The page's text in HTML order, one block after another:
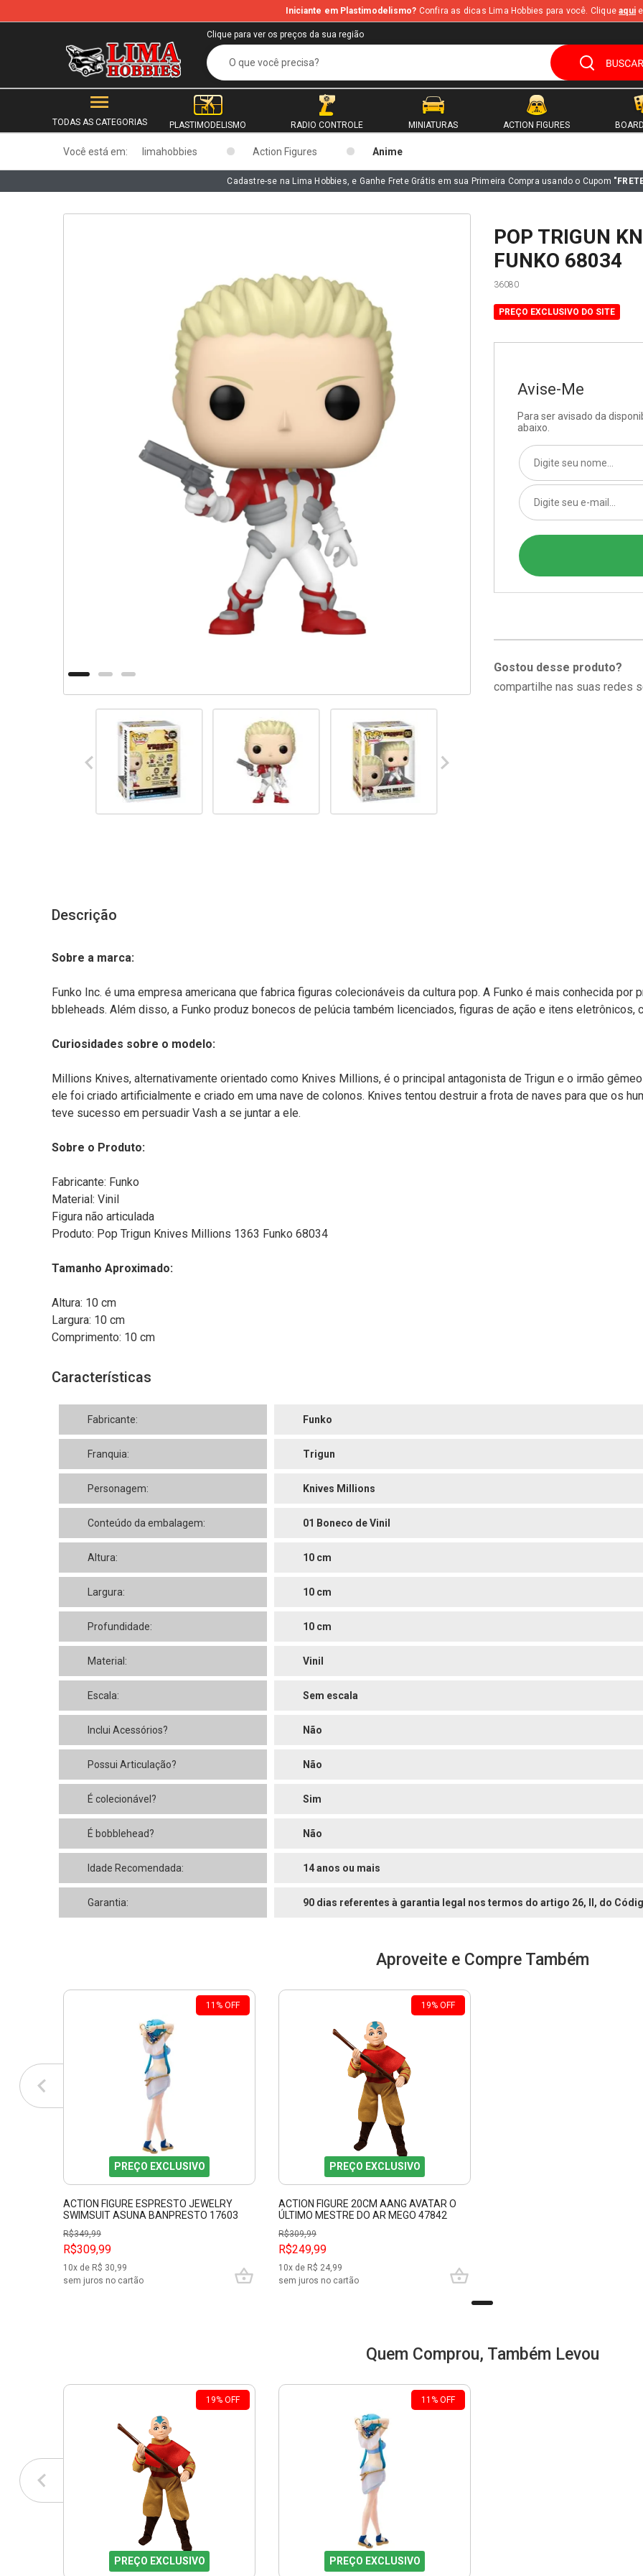
b
Iniciante em Plastimodelismo? Confira as dicas Lima Hobbies para você. Cliqueaqui
Clique para ver os preços da sua região
TODAS AS CATEGORIAS PLASTIMODELISMO RADIO CONTROLE MINIATURAS ACTION FIGURES
Você está em: limahobbies Action Figures Anime
Cadastre-se na Lima Hobbies, e Ganhe Frete Grátis em sua Primeira Compra usando o Cupom
POP TRIGUN
FUNKO 68034
36080
PREÇO EXCLUSIVO DO SITE
Avise-Me
Para ser avisado da
abaixo.
Gostou desse produto?
compartilhe nas suas redes
Descrição
Sobre a marca:
Funko Inc. é uma empresa americana que fabrica figuras colecionáveis da cultura pop. A Funko é mais conhecida
bbleheads. Além disso, a Funko produz bonecos de pelúcia também licenciados, figuras de ação e itens eletrônicos,
Curiosidades sobre o modelo:
Millions Knives, alternativamente orientado como Knives Millions, é o principal antagonista de Trigun e o irmão
ele foi criado artificialmente e criado em uma nave de colonos. Knives tentou destruir a frota de naves para que os
teve sucesso em persuadir Vash a se juntar a ele.
Sobre o Produto:
Fabricante: Funko
Material: Vinil
Figura não articulada
Produto: Pop Trigun Knives Millions 1363 Funko 68034
Tamanho Aproximado:
Altura: 10 cm
Largura: 10 cm
Comprimento: 10 cm
Características
Fabricante: Funko
Franquia: Trigun
Personagem: Knives Millions
Conteúdo da embalagem: 01 Boneco de Vinil
Altura: 10 cm
Largura: 10 cm
Profundidade: 10 cm
Material: Vinil
Escala: Sem escala
Inclui Acessórios? Não
Possui Articulação? Não
É colecionável? Sim
É bobblehead? Não
Idade Recomendada: 14 anos ou mais
Garantia: 90 dias referentes à garantia legal nos termos do artigo 26, II, do
Aproveite e Compre Também
11 % OFF
PREÇO EXCLUSIVO
ACTION FIGURE ESPRESTO JEWELRY
SWIMSUIT ASUNA BANPRESTO 17603
R$349,99
R$309,99
10x de R$ 30,99
sem juros no cartão
19% OFF
PREÇO EXCLUSIVO
ACTION FIGURE 20CM AANG AVATAR O
ÚLTIMO MESTRE DO AR MEGO 47842
R$309,99
R$249,99
10x de R$ 24,99
sem juros no cartão
Quem Comprou, Também Levou
19% OFF
PREÇO EXCLUSIVO
11 % OFF
PREÇO EXCLUSIVO